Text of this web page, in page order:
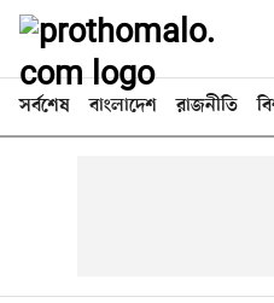
সর্বশেষ বাংলাদেশ রাজনীতি